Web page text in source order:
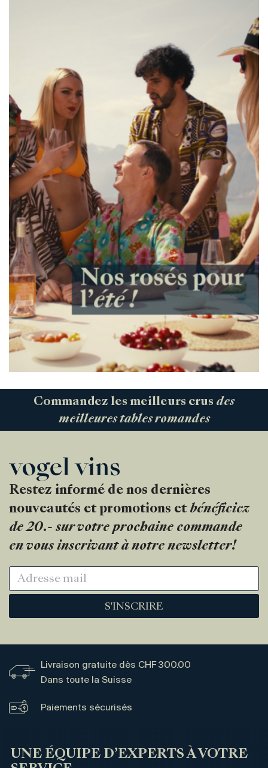
Commandez les meilleurs crus des
meilleures tables romandes
Restez informé de nos dernières
nouveautés et promotions et bénéficiez
de 20.- sur votre prochaine commande
en vous inscrivant à notre newsletter!
S'INSCRIRE
Livraison gratuite dès CHF 300.00
Dans toute la Suisse
Paiements sécurisés
UNE ÉQUIPE D’EXPERTS À VOTRE